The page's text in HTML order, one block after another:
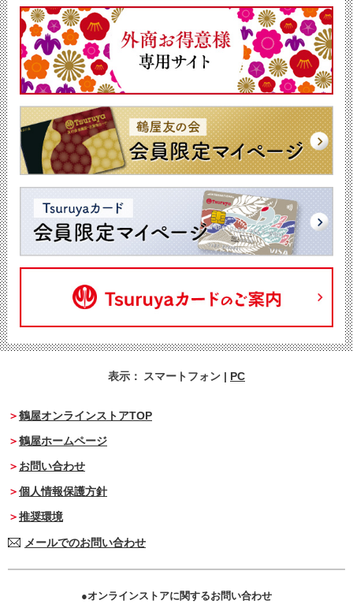
表示： スマートフォン | PC
鶴屋オンラインストアTOP
鶴屋ホームページ
お問い合わせ
個人情報保護方針
推奨環境
メールでのお問い合わせ
オンラインストアに関するお問い合わせ